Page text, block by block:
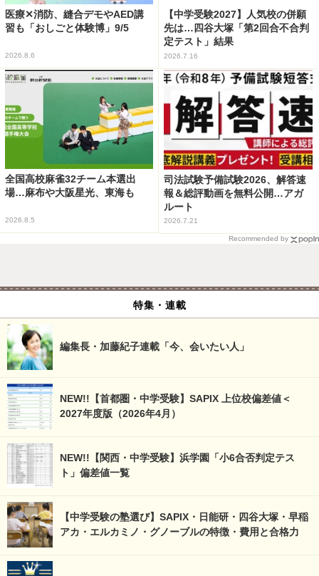
医療✕消防、縫合デモやAED講
習も「おしごと体験博」9/5
2026.8.6
【中学受験2027】人気校の併願
先は…四谷大塚「第2回合不合判
定テスト」結果
2026.7.16
全国高校麻雀32チーム本選出
場…麻布や大阪星光、東海も
2026.8.5
司法試験予備試験2026、解答速
報＆総評動画を無料公開…アガ
ルート
2026.7.21
Recommended by
特集・連載
編集長・加藤紀子連載「今、会いたい人」
NEW!!【首都圏・中学受験】SAPIX 上位校偏差値＜
2027年度版（2026年4月）
NEW!!【関西・中学受験】浜学園「小6合否判定テス
ト」偏差値一覧
【中学受験の塾選び】SAPIX・日能研・四谷大塚・早稲
アカ・エルカミノ・グノーブルの特徴・費用と合格力